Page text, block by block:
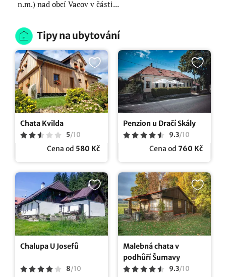
n.m.) nad obcí Vacov v části...
Tipy na ubytování
Chata Kvilda
5/10
Cena od 580 Kč
Penzion u Dračí Skály
9.3/10
Cena od 760 Kč
Chalupa U Josefů
8/10
Malebná chata v
podhůří Šumavy
9.3/10